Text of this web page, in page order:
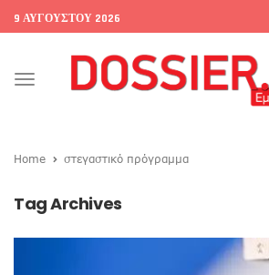
9 ΑΥΓΟΎΣΤΟΥ 2026
Toggle
Home στεγαστικό πρόγραμμα
Tag Archives